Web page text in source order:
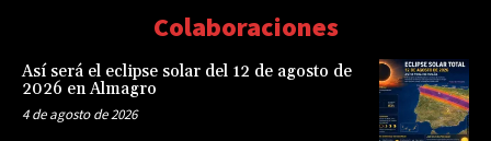
Colaboraciones
Así será el eclipse solar del 12 de agosto de
2026 en Almagro
4 de agosto de 2026